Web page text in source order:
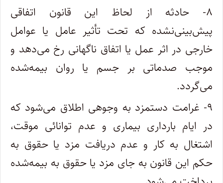
۸- حادثه از لحاظ این قانون اتفاقی
پیش‌بینی‌نشده که تحت تأثیر عامل یا عوامل
خارجی در اثر عمل یا اتفاق ناگهانی رخ می‌دهد و
موجب صدماتی بر جسم یا روان بیمه‌شده
می‌گردد.
۹- غرامت دستمزد به وجوهی اطلاق می‌شود که
در ایام بارداری بیماری و عدم توانائی موقت،
اشتغال به کار و عدم دریافت مزد یا حقوق به
حکم این قانون به جای مزد یا حقوق به بیمه‌شده